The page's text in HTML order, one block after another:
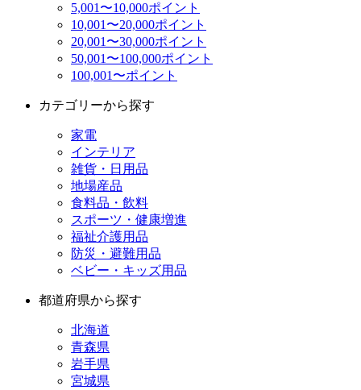
5,001〜10,000ポイント
10,001〜20,000ポイント
20,001〜30,000ポイント
50,001〜100,000ポイント
100,001〜ポイント
カテゴリーから探す
家電
インテリア
雑貨・日用品
地場産品
食料品・飲料
スポーツ・健康増進
福祉介護用品
防災・避難用品
ベビー・キッズ用品
都道府県から探す
北海道
青森県
岩手県
宮城県